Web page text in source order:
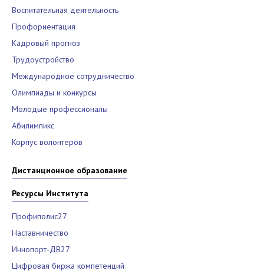
Воспитательная деятельность
Профориентация
Кадровый прогноз
Трудоустройство
Международное сотрудничество
Олимпиады и конкурсы
Молодые профессионалы
Абилимпикс
Корпус волонтеров
Дистанционное образование
Ресурсы Института
Профиполис27
Наставничество
Иннопорт-ДВ27
Цифровая биржа компетенций